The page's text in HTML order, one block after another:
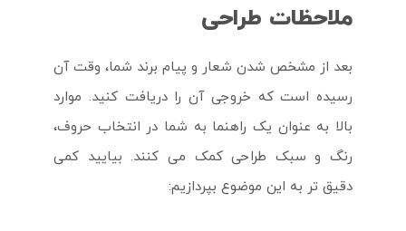
ملاحظات طراحی
بعد از مشخص شدن شعار و پیام برند شما، وقت آن
رسیده است که خروجی آن را دریافت کنید. موارد
بالا به عنوان یک راهنما به شما در انتخاب حروف،
رنگ و سبک طراحی کمک می کنند. بیایید کمی
دقیق تر به این موضوع بپردازیم: